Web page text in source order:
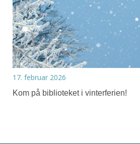
17. februar 2026
Kom på biblioteket i vinterferien!